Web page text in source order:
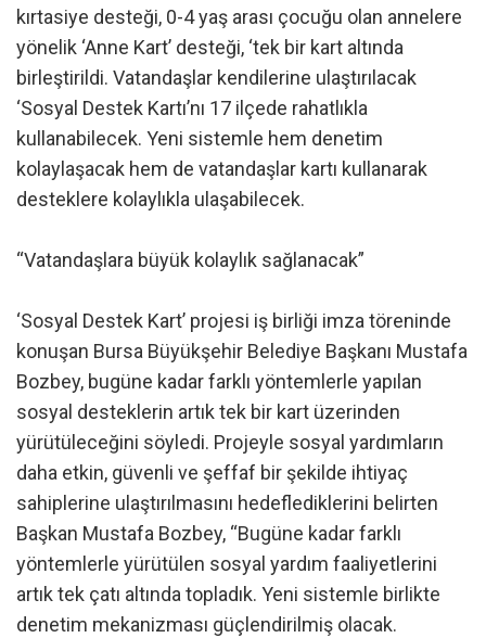
kırtasiye desteği, 0-4 yaş arası çocuğu olan annelere
yönelik ‘Anne Kart’ desteği, ‘tek bir kart altında
birleştirildi. Vatandaşlar kendilerine ulaştırılacak
‘Sosyal Destek Kartı’nı 17 ilçede rahatlıkla
kullanabilecek. Yeni sistemle hem denetim
kolaylaşacak hem de vatandaşlar kartı kullanarak
desteklere kolaylıkla ulaşabilecek.
“Vatandaşlara büyük kolaylık sağlanacak”
‘Sosyal Destek Kart’ projesi iş birliği imza töreninde
konuşan Bursa Büyükşehir Belediye Başkanı Mustafa
Bozbey, bugüne kadar farklı yöntemlerle yapılan
sosyal desteklerin artık tek bir kart üzerinden
yürütüleceğini söyledi. Projeyle sosyal yardımların
daha etkin, güvenli ve şeffaf bir şekilde ihtiyaç
sahiplerine ulaştırılmasını hedeflediklerini belirten
Başkan Mustafa Bozbey, “Bugüne kadar farklı
yöntemlerle yürütülen sosyal yardım faaliyetlerini
artık tek çatı altında topladık. Yeni sistemle birlikte
denetim mekanizması güçlendirilmiş olacak.